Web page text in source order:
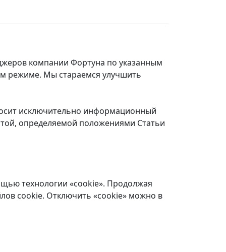
компании Фортуна по указанным
режиме. Мы стараемся улучшить
исключительно информационный
определяемой положениями Статьи
технологии «cookie». Продолжая
cookie. Отключить «cookie» можно в